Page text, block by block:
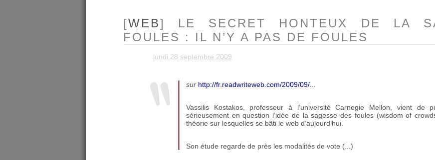
[WEB] LE SECRET HONTEUX DE LA
FOULES : IL N’Y A PAS DE FOULES
lundi 28 septembre 2009
sur http://fr.readwriteweb.com/2009/09/...
Vassilis Kostakos, professeur à l’université Carnegie Mellon, vient de
sérieusement en question l’idée de la sagesse des foules (wisdom of
théorie sur lesquelles se bâti le web d’aujourd’hui.
Son étude regarde de près les modalités de vote (...)